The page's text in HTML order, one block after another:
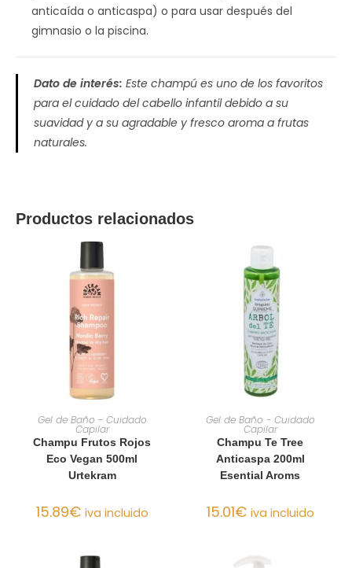
anticaída o anticaspa) o para usar después del
gimnasio o la piscina.
Dato de interés: Este champú es uno de los favoritos
para el cuidado del cabello infantil debido a su
suavidad y a su agradable y fresco aroma a frutas
naturales.
Productos relacionados
AÑADIR AL CARRITO
Gel de Baño - Cuidado
Capilar
Champu Frutos Rojos
Eco Vegan 500ml
Urtekram
15.89€ iva incluido
AÑADIR AL CARRITO
Gel de Baño - Cuidado
Capilar
Champu Te Tree
Anticaspa 200ml
Esential Aroms
15.01€ iva incluido